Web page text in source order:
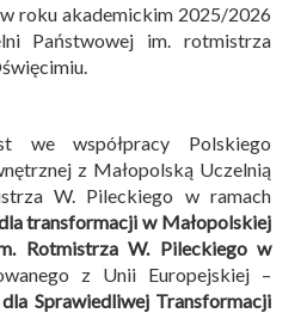
roku akademickim 2025/2026
Państwowej im. rotmistrza
we współpracy Polskiego
z Małopolską Uczelnią
W. Pileckiego w ramach
transformacji w Małopolskiej
Rotmistrza W. Pileckiego w
z Unii Europejskiej –
dla Sprawiedliwej Transformacji